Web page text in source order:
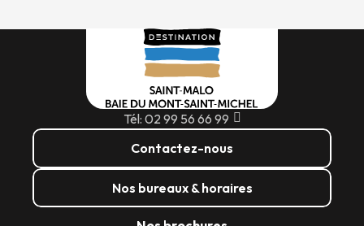
Tél: 02 99 56 66 99
Contactez-nous
Nos bureaux & horaires